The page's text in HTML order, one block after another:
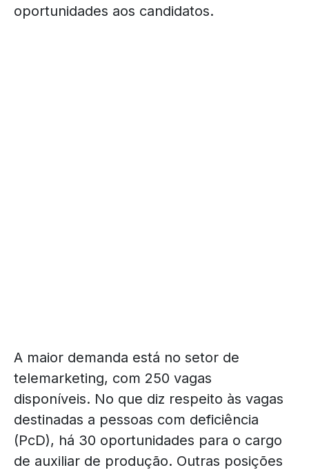
oportunidades aos candidatos.
A maior demanda está no setor de
telemarketing, com 250 vagas
disponíveis. No que diz respeito às vagas
destinadas a pessoas com deficiência
(PcD), há 30 oportunidades para o cargo
de auxiliar de produção. Outras posições